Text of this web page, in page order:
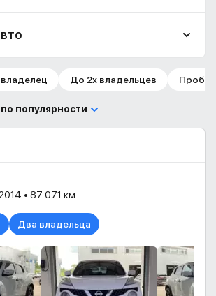
владелец До 2х владельцев
по популярности
• 87 071 км
Два владельца